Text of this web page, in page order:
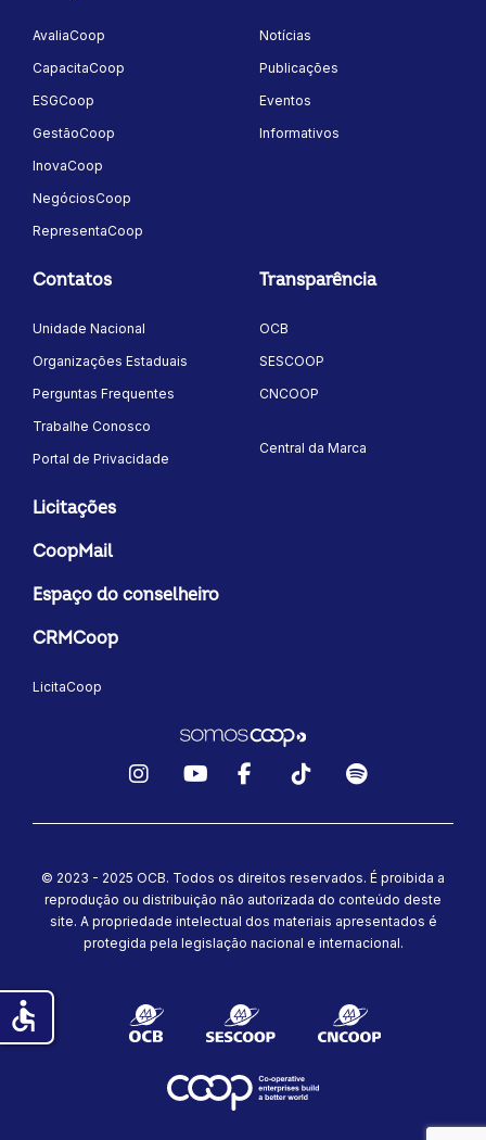
AvaliaCoop
CapacitaCoop
ESGCoop
GestãoCoop
InovaCoop
NegóciosCoop
RepresentaCoop
Notícias
Publicações
Eventos
Informativos
Contatos
Unidade Nacional
Organizações Estaduais
Perguntas Frequentes
Trabalhe Conosco
Portal de Privacidade
Transparência
OCB
SESCOOP
CNCOOP
Central da Marca
Licitações
CoopMail
Espaço do conselheiro
CRMCoop
LicitaCoop
© 2023 - 2025 OCB. Todos os direitos reservados. É proibida a
reprodução ou distribuição não autorizada do conteúdo deste
site. A propriedade intelectual dos materiais apresentados é
protegida pela legislação nacional e internacional.
accessible